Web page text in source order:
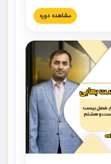
ارائه شد. در این آموزش
پیمان، اولویت بندی اسناد
این خصوص ارائه شده است.
مشاهده دوره